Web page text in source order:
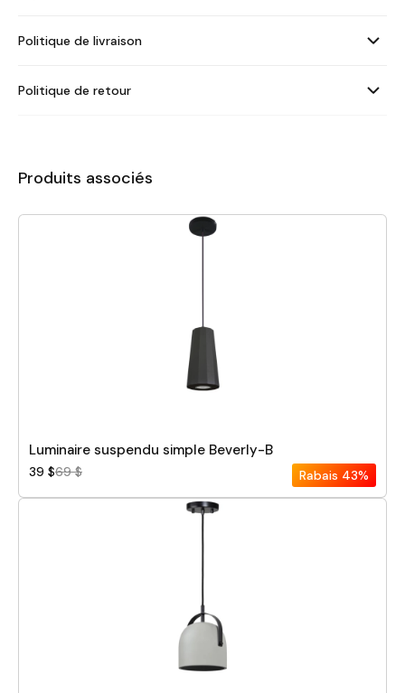
Politique de livraison
Politique de retour
Produits associés
Luminaire suspendu simple Beverly-B
39 $69 $ Rabais 43%